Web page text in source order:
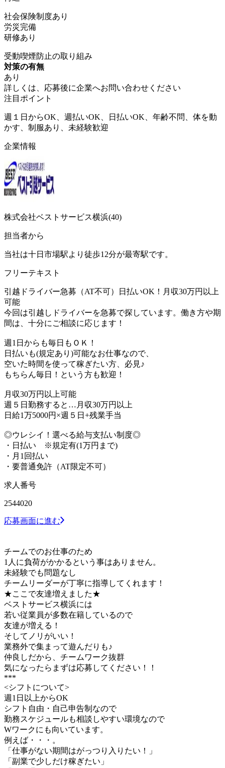
社会保険制度あり
労災完備
研修あり
受動喫煙防止の取り組み
対策の有無
あり
詳しくは、応募後に企業へお問い合わせください
注目ポイント
週１日からOK、週払いOK、日払いOK、年齢不問、体を動
かす、制服あり、未経験歓迎
企業情報
株式会社ベストサービス横浜(40)
担当者から
当社は十日市場駅より徒歩12分が最寄駅です。
フリーテキスト
引越ドライバー急募（AT不可）日払いOK！月収30万円以上
可能
今回は引越しドライバーを急募で探しています。働き方や期
間は、十分にご相談に応じます！
週1日からも毎日もＯＫ！
日払いも(規定あり)可能なお仕事なので、
空いた時間を使って稼ぎたい方、必見♪
もちらん毎日！という方も歓迎！
月収30万円以上可能
週５日勤務すると…月収30万円以上
日給1万5000円×週５日+残業手当
◎ウレシイ！選べる給与支払い制度◎
・日払い ※規定有(1万円まで)
・月1回払い
・要普通免許（AT限定不可）
求人番号
2544020
応募画面に進む
チームでのお仕事のため
1人に負荷がかかるという事はありません。
未経験でも問題なし
チームリーダーが丁寧に指導してくれます！
★ここで友達増えました★
ベストサービス横浜には
若い従業員が多数在籍しているので
友達が増える！
そしてノリがいい！
業務外で集まって遊んだりも♪
仲良しだから、チームワーク抜群
気になったらまずは応募してください！！
***
<シフトについて>
週1日以上からOK
シフト自由・自己申告制なので
勤務スケジュールも相談しやすい環境なので
Wワークにも向いています。
例えば・・・。
「仕事がない期間はがっつり入りたい！」
「副業で少しだけ稼ぎたい」